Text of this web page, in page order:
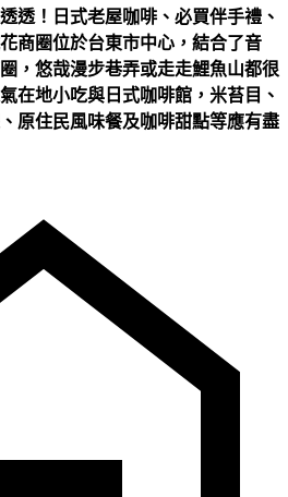
透！日式老屋咖啡、必買伴手禮、
商圈位於台東市中心，結合了音
，悠哉漫步巷弄或走走鯉魚山都很
在地小吃與日式咖啡館，米苔目、
原住民風味餐及咖啡甜點等應有盡